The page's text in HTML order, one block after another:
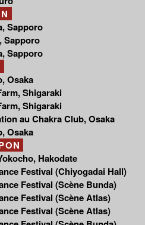
Sapporo
Sapporo
Sapporo
Osaka
Shigaraki
Shigaraki
au Chakra Club, Osaka
Osaka
Hakodate
Festival (Chiyogadai Hall)
Festival (Scène Bunda)
Festival (Scène Atlas)
Festival (Scène Atlas)